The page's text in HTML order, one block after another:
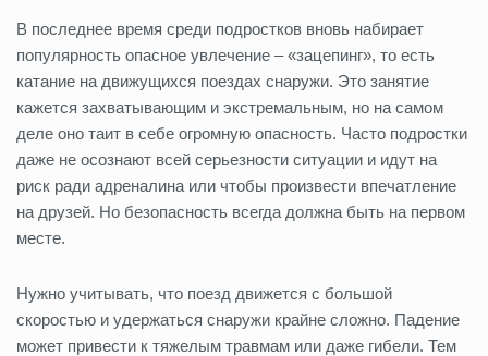
В последнее время среди подростков вновь набирает
популярность опасное увлечение – «зацепинг», то есть
катание на движущихся поездах снаружи. Это занятие
кажется захватывающим и экстремальным, но на самом
деле оно таит в себе огромную опасность. Часто подростки
даже не осознают всей серьезности ситуации и идут на
риск ради адреналина или чтобы произвести впечатление
на друзей. Но безопасность всегда должна быть на первом
месте.
Нужно учитывать, что поезд движется с большой
скоростью и удержаться снаружи крайне сложно. Падение
может привести к тяжелым травмам или даже гибели. Тем